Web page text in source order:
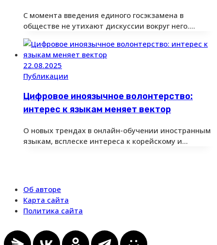
С момента введения единого госэкзамена в
обществе не утихают дискуссии вокруг него.…
22.08.2025
Публикации
Цифровое иноязычное волонтерство:
интерес к языкам меняет вектор
О новых трендах в онлайн-обучении иностранным
языкам, всплеске интереса к корейскому и…
Об авторе
Карта сайта
Политика сайта